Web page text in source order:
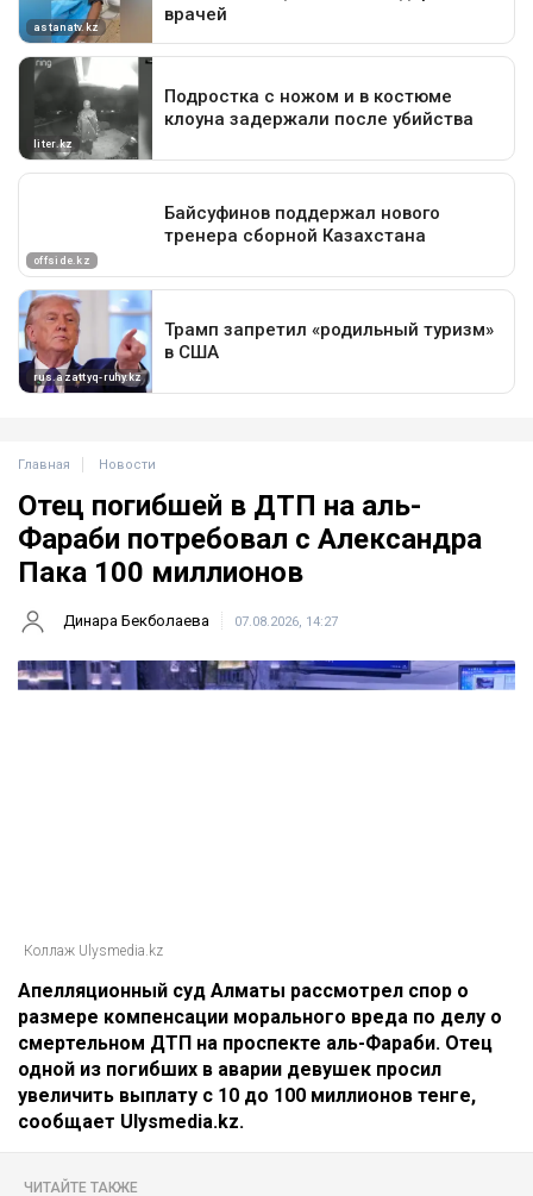
Главная Новости
Отец погибшей в ДТП на аль-
Фараби потребовал с Александра
Пака 100 миллионов
Динара Бекболаева 07.08.2026, 14:27
Коллаж Ulysmedia.kz
Апелляционный суд Алматы рассмотрел спор о
размере компенсации морального вреда по делу о
смертельном ДТП на проспекте аль-Фараби. Отец
одной из погибших в аварии девушек просил
увеличить выплату с 10 до 100 миллионов тенге,
сообщает Ulysmedia.kz.
ЧИТАЙТЕ ТАКЖЕ